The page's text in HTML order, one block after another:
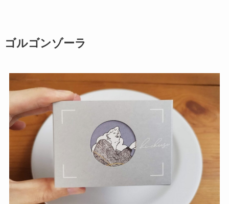
ゴルゴンゾーラ